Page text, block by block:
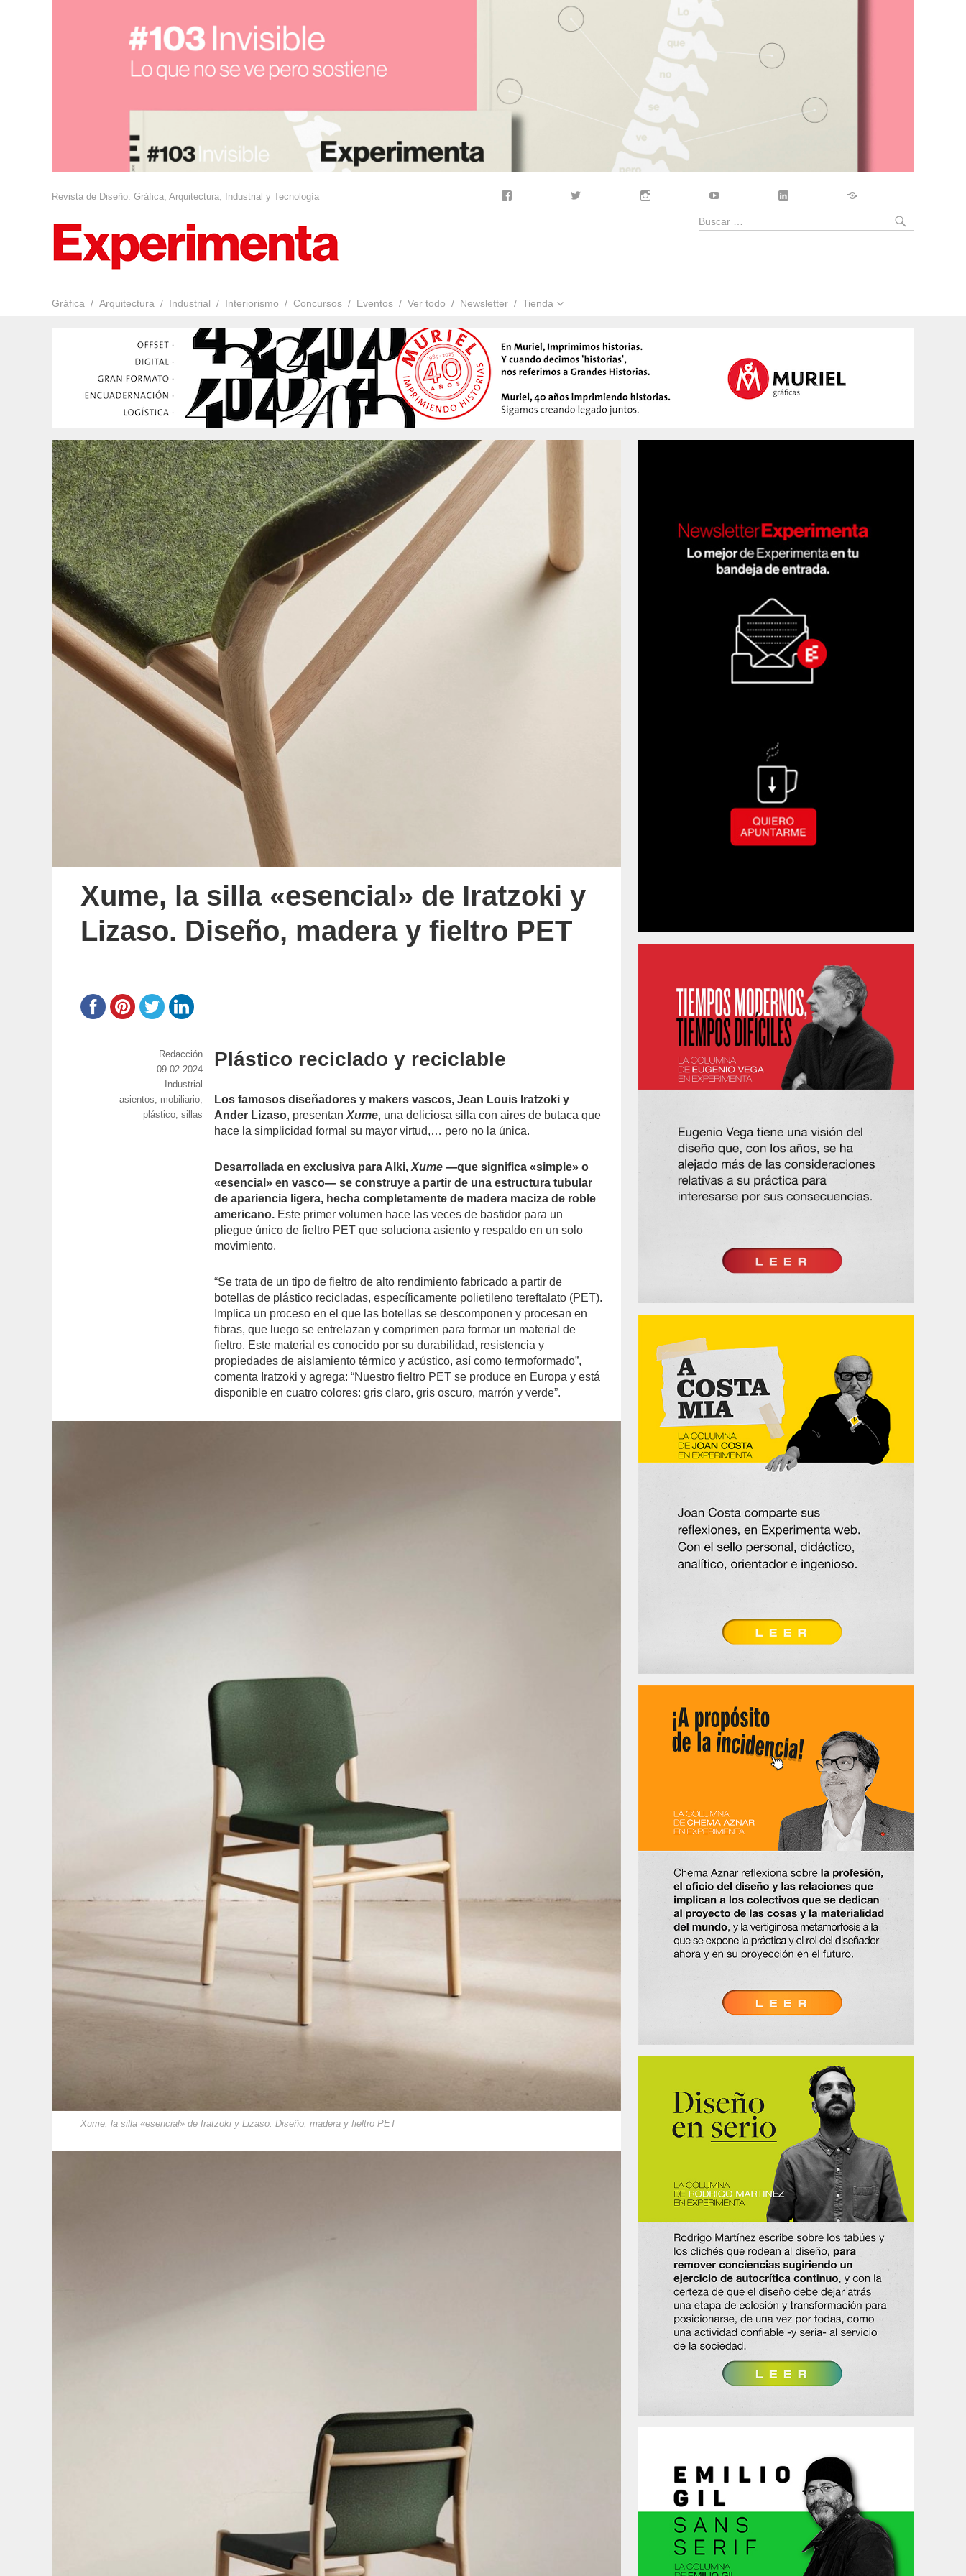
Revista de Diseño. Gráfica, Arquitectura, Industrial y Tecnología
Gráfica Arquitectura Industrial Interiorismo Concursos Eventos Ver todo Newsletter Tienda
Buscar
Xume, la silla «esencial» de Iratzoki y
Lizaso. Diseño, madera y fieltro PET
Plástico reciclado y reciclable
Los famosos diseñadores y makers vascos, Jean Louis Iratzoki y
Ander Lizaso, presentanXume, una deliciosa silla con aires de butaca que
hace la simplicidad formal su mayor virtud,… pero no la única.
Desarrollada en exclusiva para Alki,Xume —que significa «simple» o
«esencial» en vasco— se construye a partir de una estructura tubular
de apariencia ligera, hecha completamente de madera maciza de roble
americano. Este primer volumen hace las veces de bastidor para un
pliegue único de fieltro PET que soluciona asiento y respaldo en un solo
movimiento.
“Se trata de un tipo de fieltro de alto rendimiento fabricado a partir de
botellas de plástico recicladas, específicamente polietileno tereftalato (PET).
Implica un proceso en el que las botellas se descomponen y procesan en
fibras, que luego se entrelazan y comprimen para formar un material de
fieltro. Este material es conocido por su durabilidad, resistencia y
propiedades de aislamiento térmico y acústico, así como termoformado”,
comenta Iratzoki y agrega: “Nuestro fieltro PET se produce en Europa y está
disponible en cuatro colores: gris claro, gris oscuro, marrón y verde”.
Xume, la silla «esencial» de Iratzoki y Lizaso. Diseño, madera y fieltro PET
https://www.experimenta.es/author/redaccion/
Redacción
Publicado
09.02.2024
Categorías
Industrial
Etiquetas
asientos, mobiliario,
plástico,sillas